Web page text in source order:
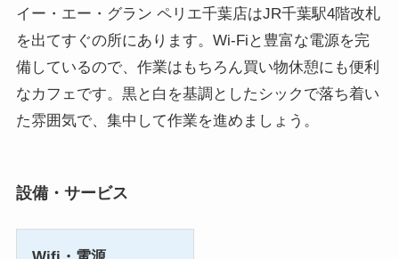
イー・エー・グラン ペリエ千葉店はJR千葉駅4階改札
を出てすぐの所にあります。Wi-Fiと豊富な電源を完
備しているので、作業はもちろん買い物休憩にも便利
なカフェです。黒と白を基調としたシックで落ち着い
た雰囲気で、集中して作業を進めましょう。
設備・サービス